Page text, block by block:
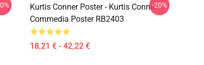
Kurtis Conner Poster - Kurtis Conner
Commedia Poster RB2403
18,21 € - 42,22 €
-20%